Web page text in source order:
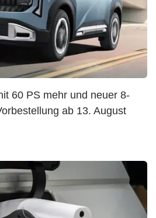
60 PS mehr und neuer 8-
ab 13. August